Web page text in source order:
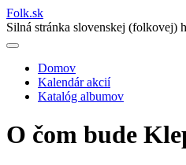
Folk.sk
Silná stránka slovenskej (folkovej)
Main
navigation
Domov
Kalendár akcií
Katalóg albumov
O čom bude